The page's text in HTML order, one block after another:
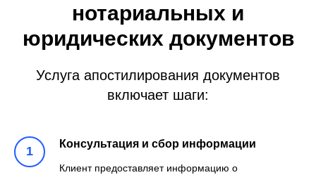
нотариальных и
юридических документов
Услуга апостилирования документов
включает шаги:
Консультация и сбор информации
Клиент предоставляет информацию о